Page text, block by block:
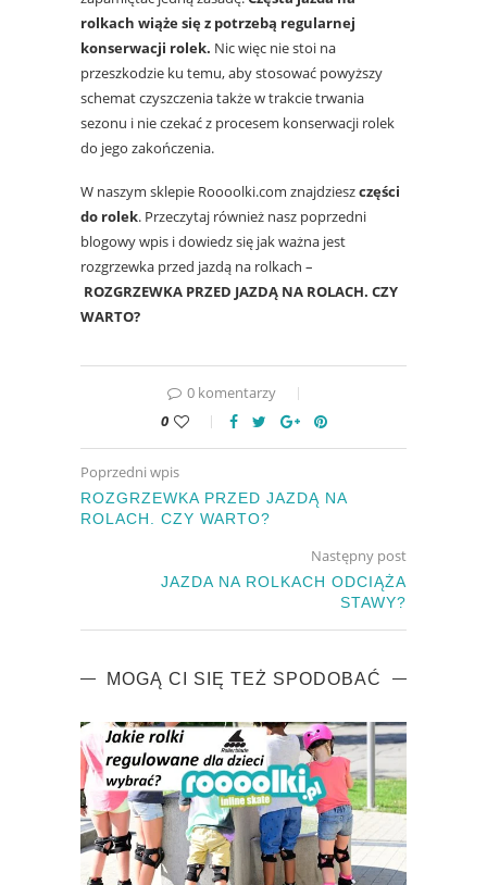
rolkach wiąże się z potrzebą regularnej
konserwacji rolek. Nic więc nie stoi na
przeszkodzie ku temu, aby stosować powyższy
schemat czyszczenia także w trakcie trwania
sezonu i nie czekać z procesem konserwacji rolek
do jego zakończenia.
W naszym sklepie Roooolki.com znajdzieszczęści
do rolek. Przeczytaj również nasz poprzedni
blogowy wpis i dowiedz się jak ważna jest
rozgrzewka przed jazdą na rolkach –
ROZGRZEWKA PRZED JAZDĄ NA ROLACH. CZY
WARTO?
0 komentarzy
0
Poprzedni wpis
ROZGRZEWKA PRZED JAZDĄ NA
ROLACH. CZY WARTO?
Następny post
JAZDA NA ROLKACH ODCIĄŻA
STAWY?
MOGĄ CI SIĘ TEŻ SPODOBAĆ